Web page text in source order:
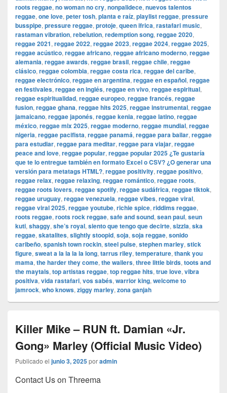
roots reggae, no woman no cry, nonpalidece, nuevos talentos
reggae, one love, peter tosh, planta e raíz, playlist reggae, pressure
busspipe, pressure reggae, protoje, queen ifrica, rastafari music,
rastaman vibration, rebelution, redemption song, reggae 2020,
reggae 2021, reggae 2022, reggae 2023, reggae 2024, reggae 2025,
reggae acústico, reggae africano, reggae africano moderno, reggae
alemania, reggae awards, reggae brasil, reggae chile, reggae
clásico, reggae colombia, reggae costa rica, reggae del caribe,
reggae electrónico, reggae en argentina, reggae en español, reggae
en festivales, reggae en inglés, reggae en vivo, reggae espiritual,
reggae espiritualidad, reggae europeo, reggae francés, reggae
fusion, reggae ghana, reggae hits 2025, reggae instrumental, reggae
jamaicano, reggae japonés, reggae kenia, reggae latino, reggae
méxico, reggae mix 2025, reggae moderno, reggae mundial, reggae
nigeria, reggae pacifista, reggae panamá, reggae para bailar, reggae
para estudiar, reggae para meditar, reggae para viajar, reggae
peace and love, reggae popular, reggae popular 2025 ¿Te gustaría
que te lo entregue también en formato Excel o CSV? ¿O generar una
versión para metatags HTML?, reggae positivity, reggae positivo,
reggae relax, reggae relaxing, reggae romántico, reggae roots,
reggae roots lovers, reggae spotify, reggae sudáfrica, reggae tiktok,
reggae uruguay, reggae venezuela, reggae vibes, reggae viral,
reggae viral 2025, reggae youtube, richie spice, riddims reggae,
roots reggae, roots rock reggae, safe and sound, sean paul, seun
kuti, shaggy, she’s royal, siento que tengo que decirte, sizzla, ska
reggae, skatalites, slightly stoopid, soja, soja reggae, sonido
caribeño, spanish town rockin, steel pulse, stephen marley, stick
figure, sweat a la la la la long, tarrus riley, temperature, thank you
mama, the harder they come, the wailers, three little birds, toots and
the maytals, top artistas reggae, top reggae hits, true love, vibra
positiva, vida rastafari, vos sabés, warrior king, welcome to
jamrock, who knows, ziggy marley, zona ganjah
Killer Mike – RUN ft. Damian «Jr.
Gong» Marley (Official Music Video)
Publicado el junio 3, 2025poradmin
Contact Us on Threema